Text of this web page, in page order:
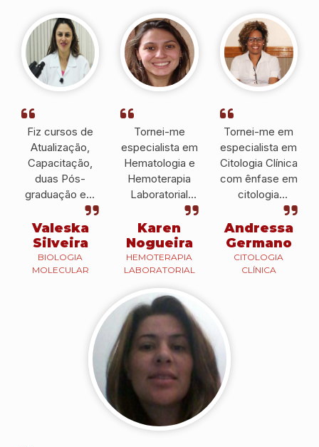
Fiz cursos de
Atualização,
Capacitação,
duas Pós-
graduação em
Hematologia e
Hemoterapia e
Biologia
Molecular que
me ajudaram a
prestar um bom
Valeska
Silveira
BIOLOGIA
MOLECULAR
Tornei-me
especialista em
Hematologia e
Hemoterapia
Laboratorial
pelo IPESSP e
atualmente, sou
docente do
IPESSP e
também em
outras
instituições.
Karen
Nogueira
HEMOTERAPIA
LABORATORIAL
Tornei-me em
especialista em
Citologia Clínica
com ênfase em
citologia
cérvico-vaginal
pelo IPESSP e
atualmente é
Histotécnica no
Hospital
Andressa
Germano
CITOLOGIA
CLÍNICA